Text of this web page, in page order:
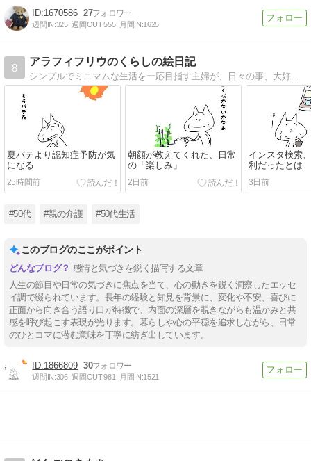
1670586 27
週間IN:325 週間OUT:555 月間IN:1625
8
アラフィフリウのくらしの絵日記
シンプルでミニマムな生活を一応目指す主婦が、日々の事、大好きなドラマ、映画、本のことなどをイラストを交えてお送りします！
夏バテより認知症予防が気
になる
25時間前
朝顔が教えてくれた、日常
の「楽しみ」
2日前
インスタ検索
利だったとは
3日前
#50代 #親の介護 #50代生活
このブログのここがポイント
感情と気づきを鋭く描写する文章
人生の節目や日常の気づきに焦点を当て、心の動きを鋭く洞察したエッセ
イ調で綴られています。長年の経験と知見を背景に、変化や不安、喜びに
正面から向き合う語り口が特徴で、内面の深層を覗きながらも温かみと共
感を呼び起こす表現が光ります。暮らしや心の平穏を追求しながら、日常
のひとコマに潜む意味を丁寧に紡ぎ出しています。
1866809 30
週間IN:306 週間OUT:981 月間IN:1521